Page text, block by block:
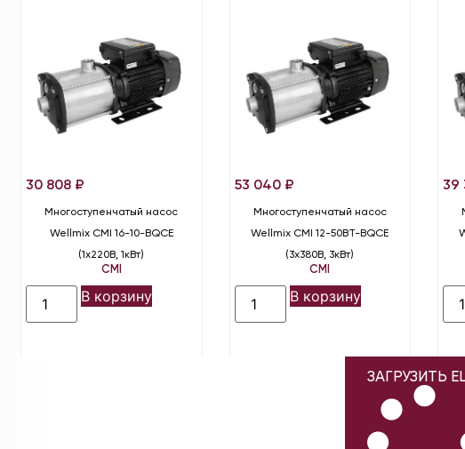
30 808 ₽
Многоступенчатый насос
Wellmix CMI 16-10-BQCE
(1х220В, 1кВт)
CMI
В корзину
53 040 ₽
Многоступенчатый насос
Wellmix CMI 12-50BT-BQCE
(3х380В, 3кВт)
CMI
В корзину
39
ЗАГРУЗИТЬ